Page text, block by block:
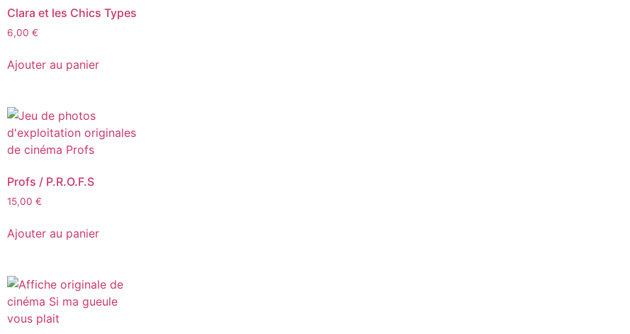
Clara et les Chics Types
6,00 €
Ajouter au panier
Profs / P.R.O.F.S
15,00 €
Ajouter au panier